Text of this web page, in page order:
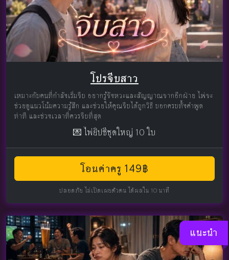
โปรจีบสาว
เหมาะกับคนที่กำลังเริ่มจีบ อยากรู้จังหวะและสัญญาณจากอีกฝ่าย ไพ่จะ
ช่วยดูแนวโน้มความรู้สึก และช่วยให้คุณจีบได้ถูกวิธี บอกครบทั้งคำพูด
ท่าที และช่วงเวลาที่ควรจีบที่สุด
💌 ไพ่ยิปซีชุดใหญ่ 10 ใบ
โอนค่าครู 149฿
ปลอดภัย ไม่เปิดเผยตัวตน ได้ผลใน 10 นาที
แนะนำ